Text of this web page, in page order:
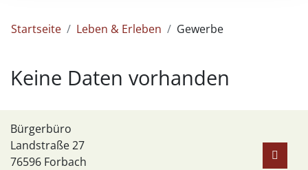
Startseite Leben & Erleben Gewerbe
Keine Daten vorhanden
Bürgerbüro
Landstraße 27
76596 Forbach